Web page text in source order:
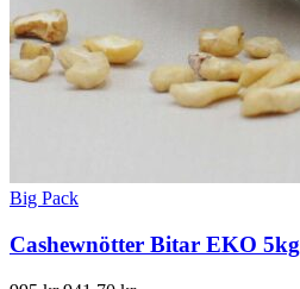
Big Pack
Cashewnötter Bitar EKO 5kg